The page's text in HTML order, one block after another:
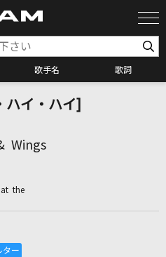
歌手名 歌詞
ケ検索
店舗検索
れき
イ・ハイ]
Wings
the